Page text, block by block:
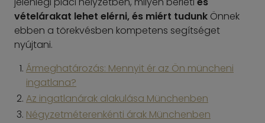
vételárakat lehet elérni, és miért tudunk Önnek
ebben a törekvésben kompetens segítséget
nyújtani.
Ármeghatározás: Mennyit ér az Ön müncheni
ingatlana?
Az ingatlanárak alakulása Münchenben
Négyzetméterenkénti árak Münchenben